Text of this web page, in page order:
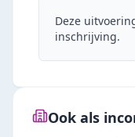
Deze
inschrijving.
Ook als